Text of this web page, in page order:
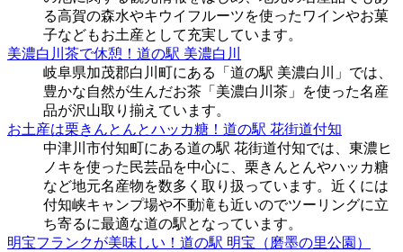
る高賀の森水やキウイフルーツを使ったワインやお菓
子などもお土産として充実しています。
美濃白川茶で休憩！道の駅 美濃白川
岐阜県加茂郡白川町にある「道の駅 美濃白川」では、
豊かな自然が生んだお茶「美濃白川茶」を使った名産
品が沢山取り揃えています。
お土産は栗きんとんとハッカ糖！道の駅 花街道付知
中津川市付知町にある道の駅 花街道付知では、東濃ヒ
ノキを使った民芸品を中心に、栗きんとんやハッカ糖
など地元名産物を数多く取り扱っています。近くには
付知峡キャンプ場や不動滝も近いのでツーリングに立
ち寄るに最適な道の駅となっています。
明宝フランクが美味しい！道の駅 明宝（磨墨の里公園）